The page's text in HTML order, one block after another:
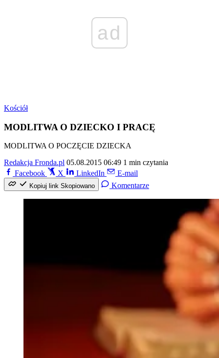
ad
Kościół
MODLITWA O DZIECKO I PRACĘ
MODLITWA O POCZĘCIE DZIECKA
Redakcja Fronda.pl 05.08.2015 06:49 1 min czytania
Facebook
X LinkedIn E-mail
Kopiuj link Skopiowano Komentarze